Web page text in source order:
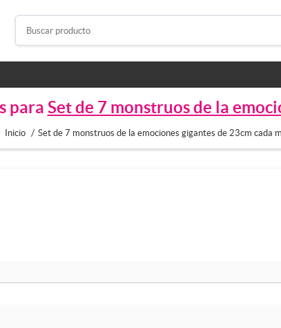
para Set de 7 monstruos de la
Inicio / Set de 7 monstruos de la emociones gigantes de 23cm cada